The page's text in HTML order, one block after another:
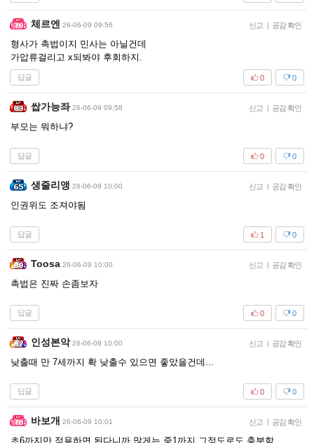
체르엔 26-06-09 09:56 신고 | 공감 확인
형사가 촉법이지 민사는 아닐건데
가압류걸리고 x되봐야 후회하지.
답글 0
0
쌉가능좌 26-06-09 09:58 신고 | 공감 확인
부모는 뭐하냐?
답글 0
0
생줄리앵 26-06-09 10:00 신고 | 공감 확인
인권위도 조져야됨
답글 0
1
Toosa 26-06-09 10:00 신고 | 공감 확인
촉법은 진짜 손좀보자
답글 0
0
인성본악 26-06-09 10:00 신고 | 공감 확인
낮출때 만 7세까지 확 낮출수 있으면 좋았을건데...
답글 0
0
바보개 26-06-09 10:01 신고 | 공감 확인
초6까지만 적용하면 된다니까 많게는 중1까지 그정도로도 충분함.